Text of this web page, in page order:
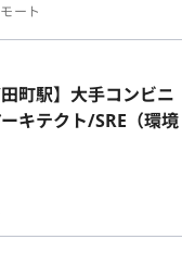
ート
町駅】大手コンビニ
キテクト/SRE（環境